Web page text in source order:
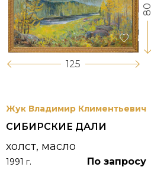
125
80
Жук Владимир Климентьевич
СИБИРСКИЕ ДАЛИ
холст, масло
1991 г. По запросу